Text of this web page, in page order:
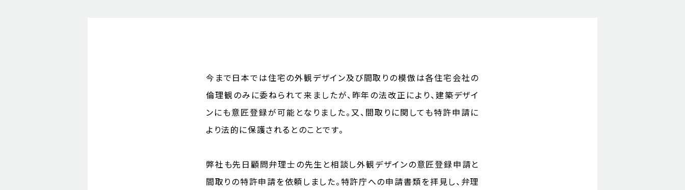
今まで日本では住宅の外観デザイン及び間取りの模倣は各住宅会社の
倫理観のみに委ねられて来ましたが、昨年の法改正により、建築デザイ
ンにも意匠登録が可能となりました。又、間取りに関しても特許申請に
より法的に保護されるとのことです。
弊社も先日顧問弁理士の先生と相談し外観デザインの意匠登録申請と
間取りの特許申請を依頼しました。特許庁への申請書類を拝見し、弁理